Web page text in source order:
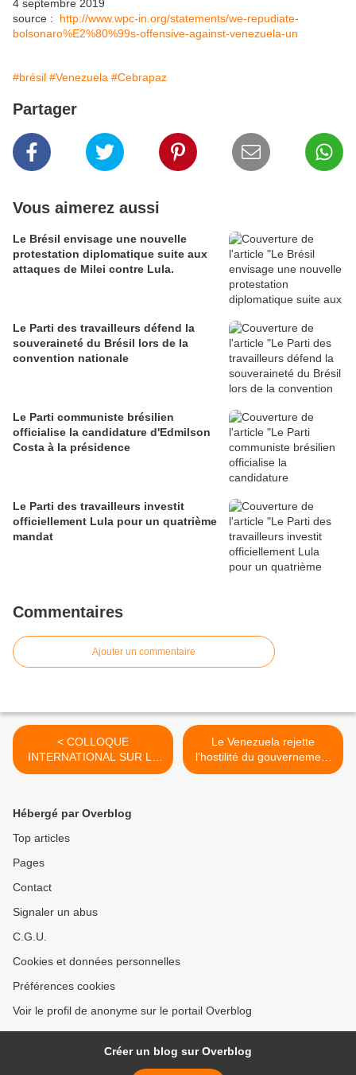
4 septembre 2019
source : http://www.wpc-in.org/statements/we-repudiate-
bolsonaro%E2%80%99s-offensive-against-venezuela-un
#brésil #Venezuela #Cebrapaz
Partager
Vous aimerez aussi
Le Brésil envisage une nouvelle
protestation diplomatique suite aux
attaques de Milei contre Lula.
Le Parti des travailleurs défend la
souveraineté du Brésil lors de la
convention nationale
Le Parti communiste brésilien
officialise la candidature d'Edmilson
Costa à la présidence
Le Parti des travailleurs investit
officiellement Lula pour un quatrième
mandat
Commentaires
Ajouter un commentaire
< COLLOQUE
INTERNATIONAL SUR LA
PAIX ET LE
Le Venezuela rejette
l'hostilité du gouvernement
des États-Unis à l'égard de
Hébergé par Overblog
Top articles
Pages
Contact
Signaler un abus
C.G.U.
Cookies et données personnelles
Préférences cookies
Voir le profil de anonyme sur le portail Overblog
Créer un blog sur Overblog